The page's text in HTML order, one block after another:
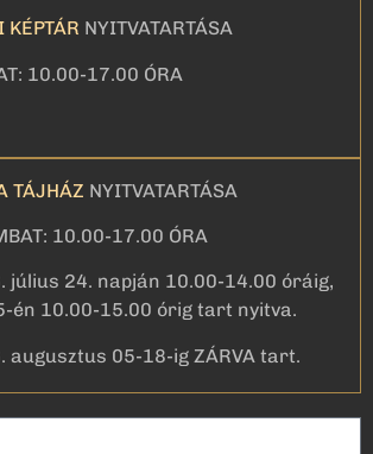
KÉPTÁR NYITVATARTÁSA
10.00-17.00 ÓRA
TÁJHÁZ NYITVATARTÁSA
10.00-17.00 ÓRA
július 24. napján 10.00-14.00 óráig,
én 10.00-15.00 órig tart nyitva.
augusztus 05-18-ig ZÁRVA tart.